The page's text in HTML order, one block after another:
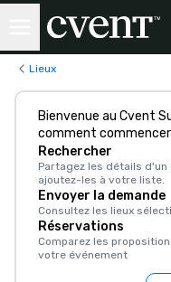
Lieux
Bienvenue au Cvent
comment commencer
Rechercher
Partagez les détails
ajoutez-les à votre liste.
Envoyer la demande
Consultez les lieux
Réservations
Comparez les
votre événement